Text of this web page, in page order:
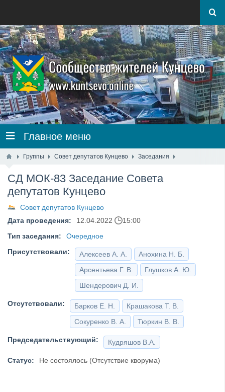
Главное меню
Группы Совет депутатов Кунцево Заседания
СД МОК-83 Заседание Совета
депутатов Кунцево
Совет депутатов Кунцево
Дата проведения:
12.04.2022
15:00
Тип заседания:
Очередное
Присутствовали:
Алексеев А. А.
Анохина Н. Б.
Арсентьева Г. В.
Глушков А. Ю.
Шендерович Д. И.
Отсутствовали: Барков Е. Н.
Крашакова Т. В.
Сокуренко В. А.
Тюркин В. В.
Председательствующий: Кудряшов В.А.
Статус: Не состоялось (Отсутствие кворума)